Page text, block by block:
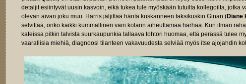
detaljit esiintyvät uusin kasvoin, eikä tukea tule myöskään tutuilta kollegoilta, jotka
olevan aivan joku muu. Harris jäljittää häntä kuskanneen taksikuskin Ginan (Diane
selvittää, onko kaikki kummallinen vain kolarin aiheuttamaa harhaa. Kun ilman
kateissa pitkin talvista suurkaupunkia tallaava tohtori huomaa, että perässä tulee
vaarallisia miehiä, diagnoosi tilanteen vakavuudesta selviää myös itse ajojahdin